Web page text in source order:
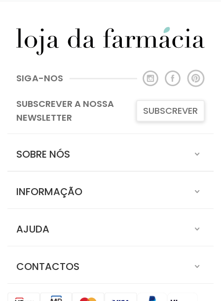
SIGA-NOS
SUBSCREVER A NOSSA
NEWSLETTER
SUBSCREVER
SOBRE NÓS
INFORMAÇÃO
AJUDA
CONTACTOS